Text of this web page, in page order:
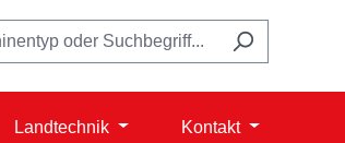
Landtechnik Kontakt